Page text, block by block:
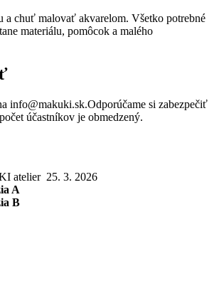
a chuť malovať akvarelom. Všetko potrebné
materiálu, pomôcok a malého
info@makuki.sk.Odporúčame si zabezpečiť
účastníkov je obmedzený.
atelier 25. 3. 2026
A
B